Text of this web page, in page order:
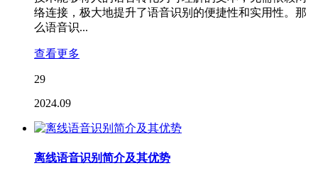
络连接，极大地提升了语音识别的便捷性和实用性。那
么语音识...
查看更多
29
2024.09
离线语音识别简介及其优势